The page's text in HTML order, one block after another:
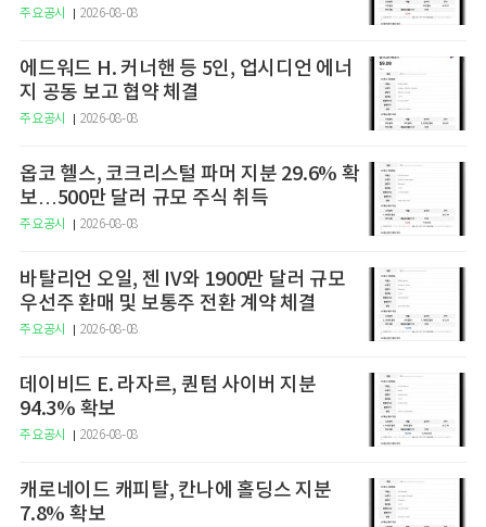
주요공시 2026-08-08
에드워드 H. 커너핸 등 5인, 업시디언 에너
지 공동 보고 협약 체결
주요공시 2026-08-08
옵코 헬스, 코크리스털 파머 지분 29.6% 확
보…500만 달러 규모 주식 취득
주요공시 2026-08-08
바탈리언 오일, 젠 IV와 1900만 달러 규모
우선주 환매 및 보통주 전환 계약 체결
주요공시 2026-08-08
데이비드 E. 라자르, 퀀텀 사이버 지분
94.3% 확보
주요공시 2026-08-08
캐로네이드 캐피탈, 칸나에 홀딩스 지분
7.8% 확보